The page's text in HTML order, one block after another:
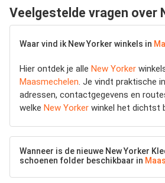
Veelgestelde vragen over
Waar vind ik New Yorker winkels in
Hier ontdek je alle New Yorker
Maasmechelen. Je vindt praktische
adressen, contactgegevens en
welke New Yorker winkel het dichtst
Wanneer is de nieuwe New Yorker
schoenen folder beschikbaar in